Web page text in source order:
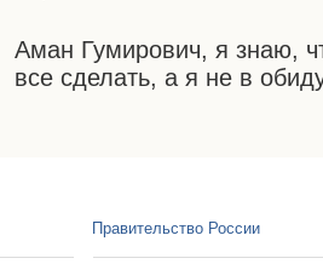
Аман Гумирович, я знаю,
все сделать, а я не в
Правительство России